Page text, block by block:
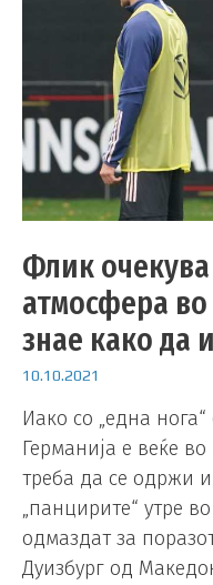
Флик
атмосфера во
знае како да
10.10.2021
Иако со „една
Германија е веќе
треба да се одржи
„панцирите“ утре
одмаздат за
Дуизбург од